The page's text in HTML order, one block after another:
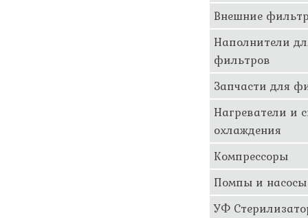
Внешние
Наполнители
фильтров
Запчасти для
Нагреватели и
охлаждения
Компрессоры
Помпы и насосы
УФ